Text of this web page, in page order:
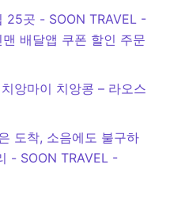
25곳 - SOON TRAVEL -
배달앱 쿠폰 할인 주문
치앙마이 치앙콩 – 라오스
도착, 소음에도 불구하
- SOON TRAVEL -